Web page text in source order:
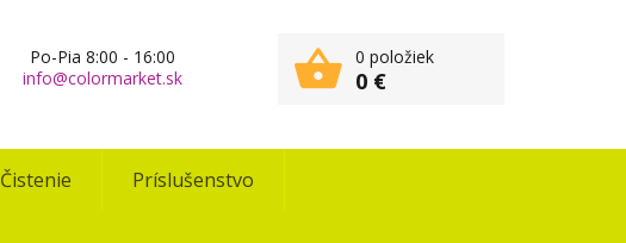
Po-Pia 8:00 - 16:00
info@colormarket.sk
0 položiek
0 €
Čistenie Príslušenstvo